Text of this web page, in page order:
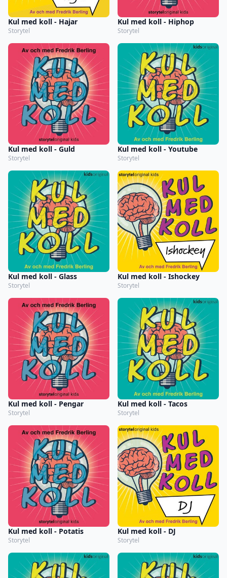
Kul med koll - Hajar
Storytel
Kul med koll - Hiphop
Storytel
Kul med koll - Guld
Storytel
Kul med koll - Youtube
Storytel
Kul med koll - Glass
Storytel
Kul med koll - Ishockey
Storytel
Kul med koll - Pengar
Storytel
Kul med koll - Tacos
Storytel
Kul med koll - Potatis
Storytel
Kul med koll - DJ
Storytel